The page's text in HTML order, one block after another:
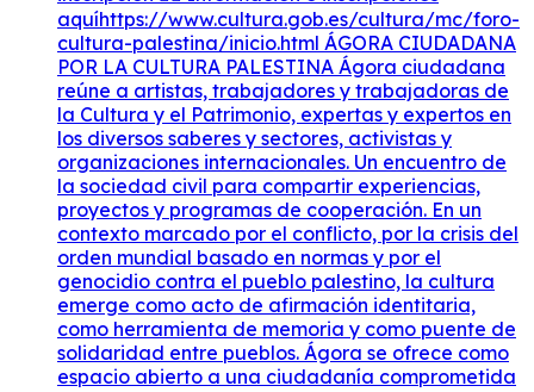
aquíhttps://www.cultura.gob.es/cultura/mc/foro-
cultura-palestina/inicio.html ÁGORA CIUDADANA
POR LA CULTURA PALESTINA Ágora ciudadana
reúne a artistas, trabajadores y trabajadoras de
la Cultura y el Patrimonio, expertas y expertos en
los diversos saberes y sectores, activistas y
organizaciones internacionales. Un encuentro de
la sociedad civil para compartir experiencias,
proyectos y programas de cooperación. En un
contexto marcado por el conflicto, por la crisis del
orden mundial basado en normas y por el
genocidio contra el pueblo palestino, la cultura
emerge como acto de afirmación identitaria,
como herramienta de memoria y como puente de
solidaridad entre pueblos. Ágora se ofrece como
espacio abierto a una ciudadanía comprometida